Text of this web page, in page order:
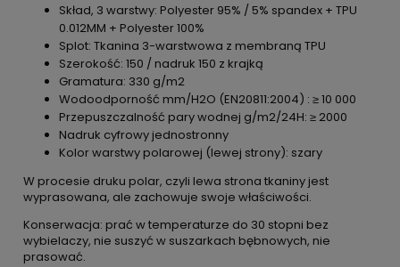
Skład, 3 warstwy: Polyester 95% / 5% spandex + TPU
0.012MM + Polyester 100%
Splot: Tkanina 3-warstwowa z membraną TPU
Szerokość: 150 / nadruk 150 z krajką
Gramatura: 330 g/m2
Wodoodporność mm/H2O (EN20811:2004) : ≥ 10 000
Przepuszczalność pary wodnej g/m2/24H: ≥ 2000
Nadruk cyfrowy jednostronny
Kolor warstwy polarowej (lewej strony): szary
W procesie druku polar, czyli lewa strona tkaniny jest
wyprasowana, ale zachowuje swoje właściwości.
Konserwacja: prać w temperaturze do 30 stopni bez
wybielaczy, nie suszyć w suszarkach bębnowych, nie
prasować.